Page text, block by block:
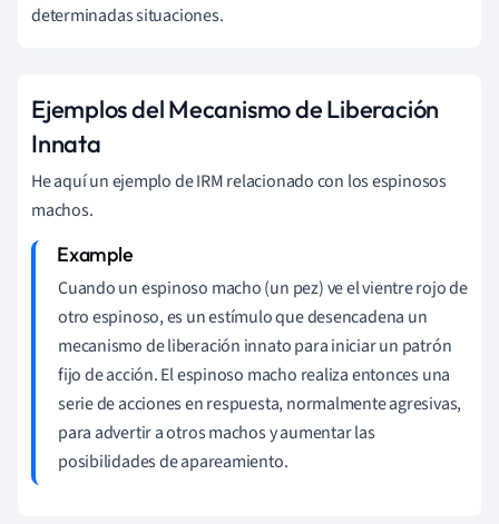
determinadas situaciones.
Ejemplos del Mecanismo de Liberación
Innata
He aquí un ejemplo de IRM relacionado con los espinosos
machos.
Cuando un espinoso macho (un pez) ve el vientre rojo de
otro espinoso, es un estímulo que desencadena un
mecanismo de liberación innato para iniciar un patrón
fijo de acción. El espinoso macho realiza entonces una
serie de acciones en respuesta, normalmente agresivas,
para advertir a otros machos y aumentar las
posibilidades de apareamiento.